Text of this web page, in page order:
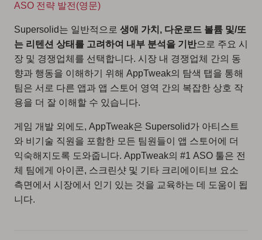
ASO 전략 발전(영문)
Supersolid는 일반적으로 생애 가치, 다운로드 볼륨 및/또
는 리텐션 상태를 고려하여 내부 분석을 기반으로 주요 시
장 및 경쟁업체를 선택합니다. 시장 내 경쟁업체 간의 동
향과 행동을 이해하기 위해 AppTweak의 탐색 탭을 통해
팀은 서로 다른 앱과 앱 스토어 영역 간의 복잡한 상호 작
용을 더 잘 이해할 수 있습니다.
게임 개발 외에도, AppTweak은 Supersolid가 아티스트
와 비기술 직원을 포함한 모든 팀원들이 앱 스토어에 더
익숙해지도록 도와줍니다. AppTweak의 #1 ASO 툴은 전
체 팀에게 아이콘, 스크린샷 및 기타 크리에이티브 요소
측면에서 시장에서 인기 있는 것을 교육하는 데 도움이 됩
니다.